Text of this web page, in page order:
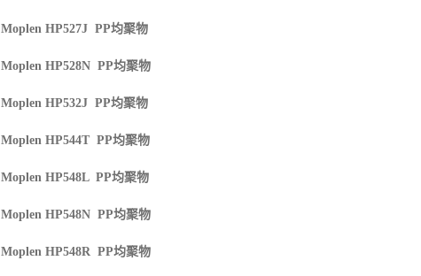
Moplen HP527J PP均聚物
Moplen HP528N PP均聚物
Moplen HP532J PP均聚物
Moplen HP544T PP均聚物
Moplen HP548L PP均聚物
Moplen HP548N PP均聚物
Moplen HP548R PP均聚物